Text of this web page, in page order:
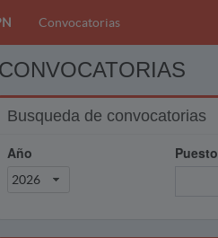
Convocatorias
CONVOCATORIAS
Busqueda de convocatorias
Año
2026
Puesto